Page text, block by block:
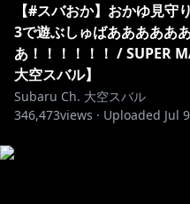
【#スバおか】おかゆ見
3で遊ぶしゅばあああああ
あ！！！！！！ / SUPER
大空スバル】
Subaru Ch. 大空スバル
346,473views · Uploaded Jul